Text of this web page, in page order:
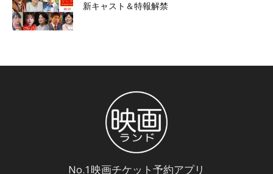
新キャスト＆特報解禁
No.1映画チケット予約アプリ